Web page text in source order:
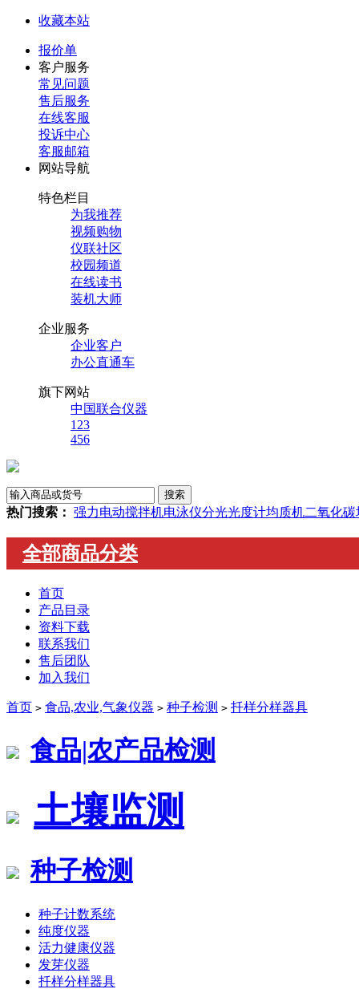
收藏本站
报价单
客户服务
常见问题
售后服务
在线客服
投诉中心
客服邮箱
网站导航
特色栏目
为我推荐
视频购物
仪联社区
校园频道
在线读书
装机大师
企业服务
企业客户
办公直通车
旗下网站
中国联合仪器
123
456
热门搜索： 强力电动搅拌机电泳仪分光光度计均质机二氧化
全部商品分类
首页
产品目录
资料下载
联系我们
售后团队
加入我们
首页 > 食品,农业,气象仪器 > 种子检测 > 扦样分样器具
食品|农产品检测
土壤监测
种子检测
种子计数系统
纯度仪器
活力健康仪器
发芽仪器
扦样分样器具